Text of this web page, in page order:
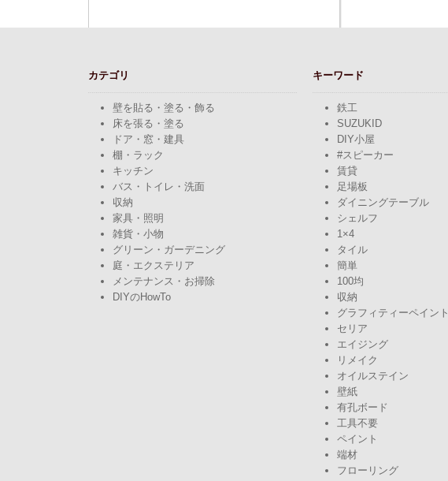
カテゴリ
壁を貼る・塗る・飾る
床を張る・塗る
ドア・窓・建具
棚・ラック
キッチン
バス・トイレ・洗面
収納
家具・照明
雑貨・小物
グリーン・ガーデニング
庭・エクステリア
メンテナンス・お掃除
DIYのHowTo
キーワード
鉄工
SUZUKID
DIY小屋
#スピーカー
賃貸
足場板
ダイニングテーブル
シェルフ
1×4
タイル
簡単
100均
収納
グラフィティーペイント
セリア
エイジング
リメイク
オイルステイン
壁紙
有孔ボード
工具不要
ペイント
端材
フローリング